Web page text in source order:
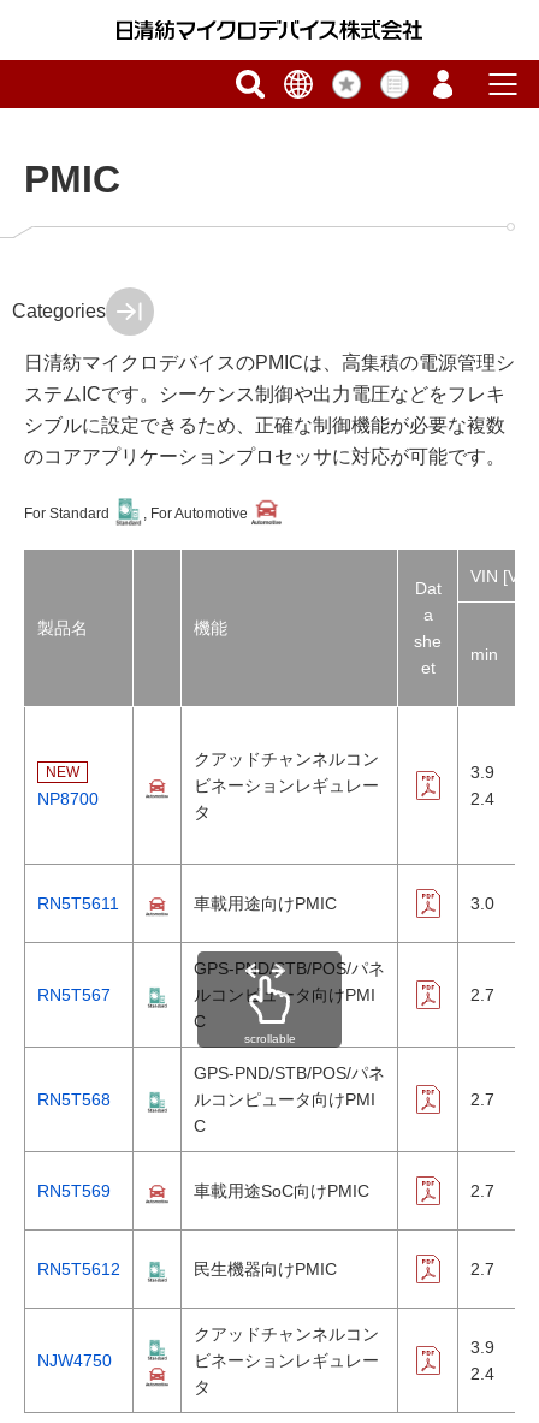
PMIC
日清紡マイクロデバイスのPMICは、高集積の電源管理シ
ステムICです。シーケンス制御や出力電圧などをフレキ
シブルに設定できるため、正確な制御機能が必要な複数
のコアアプリケーションプロセッサに対応が可能です。
For Standard , For Automotive
製品名 機能
Dat
a
she
et
VIN [V]
min
NEW
NP8700
クアッドチャンネルコン
ビネーションレギュレー
タ
3.9
2.4
RN5T5611 車載用途向けPMIC 3.0
RN5T567
GPS-PND/STB/POS/パネ
ルコンピュータ向けPMI
C
2.7
RN5T568
GPS-PND/STB/POS/パネ
ルコンピュータ向けPMI
C
2.7
RN5T569 車載用途SoC向けPMIC 2.7
RN5T5612 民生機器向けPMIC 2.7
NJW4750
クアッドチャンネルコン
ビネーションレギュレー
タ
3.9
2.4
scrollable
Categories